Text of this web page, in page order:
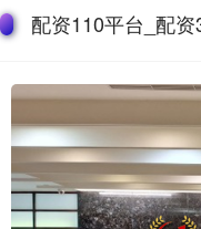
配资110平台_配